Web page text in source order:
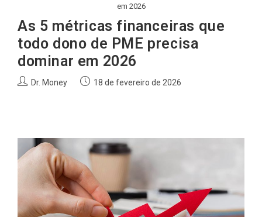
em 2026
As 5 métricas financeiras que
todo dono de PME precisa
dominar em 2026
AutorDr. Money
Post18 de fevereiro de 2026